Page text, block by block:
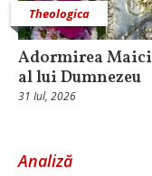
Theologica
Adormirea
al lui Dumnezeu
31 Iul, 2026
Analiză